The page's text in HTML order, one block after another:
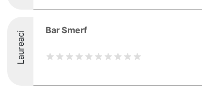
Laureaci Bar Smerf